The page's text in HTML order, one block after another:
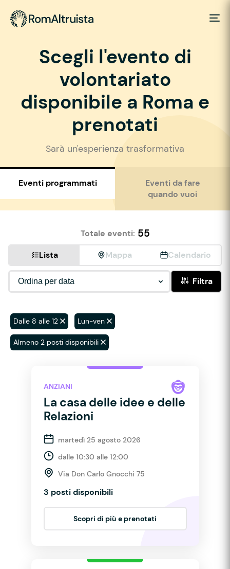
Scegli l'evento di
volontariato
disponibile a Roma e
prenotati
Sarà un'esperienza trasformativa
Eventi programmati
Eventi da fare
quando vuoi
Totale eventi: 55
Lista Mappa Calendario
Filtra
Dalle 8 alle 12 Lun-ven
Almeno 2 posti disponibili
ANZIANI
La casa delle idee e delle
Relazioni
martedì 25 agosto 2026
dalle 10:30 alle 12:00
Via Don Carlo Gnocchi 75
3 posti disponibili
Scopri di più e prenotati